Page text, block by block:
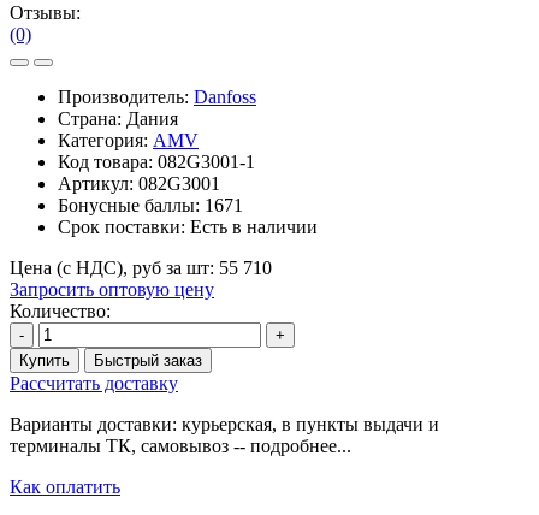
Отзывы:
(0)
Производитель: Danfoss
Страна: Дания
Категория: AMV
Код товара: 082G3001-1
Артикул: 082G3001
Бонусные баллы: 1671
Срок поставки: Есть в наличии
Цена (с НДС), руб за шт: 55 710
Запросить оптовую цену
Количество:
-
+
Купить
Быстрый заказ
Рассчитать доставку
Варианты доставки: курьерская, в пункты выдачи и
терминалы ТК, самовывоз -- подробнее...
Как оплатить